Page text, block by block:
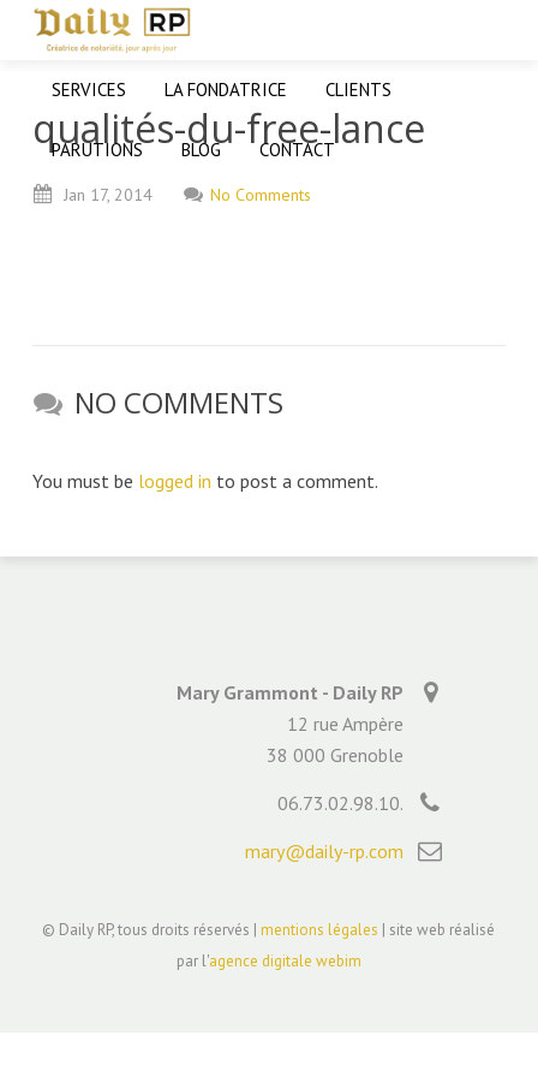
SERVICES LA FONDATRICE CLIENTS
PARUTIONS BLOG CONTACT
qualités-du-free-lance
Jan 17, 2014 No Comments
NO COMMENTS
You must be logged in to post a comment.
Mary Grammont - Daily RP
12 rue Ampère
38 000 Grenoble
06.73.02.98.10.
mary@daily-rp.com
© Daily RP, tous droits réservés |mentions légales | site web réalisé
par l'agence digitale webim